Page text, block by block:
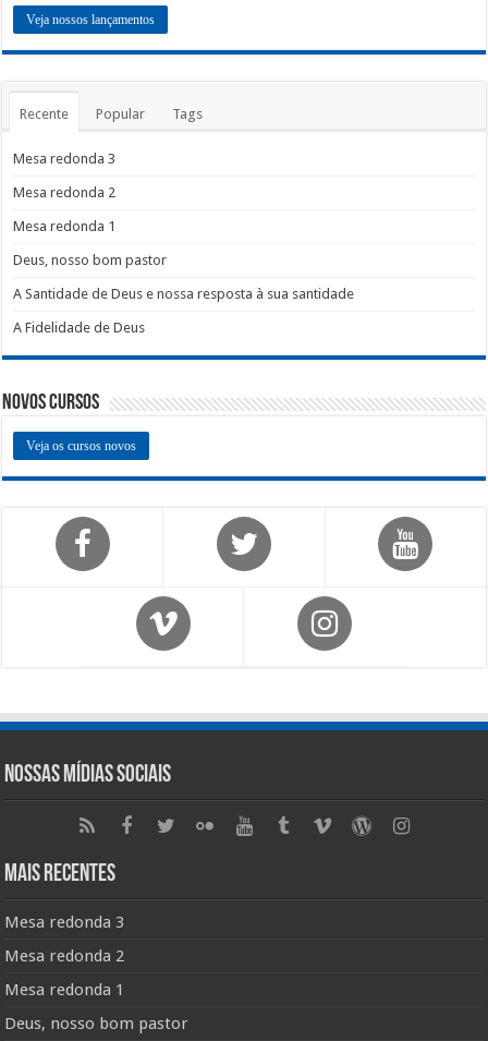
Veja nossos lançamentos
Recente Popular Tags
Mesa redonda 3
Mesa redonda 2
Mesa redonda 1
Deus, nosso bom pastor
A Santidade de Deus e nossa resposta à sua santidade
A Fidelidade de Deus
Novos Cursos
Veja os cursos novos
Nossas Mídias Sociais
Mais Recentes
Mesa redonda 3
Mesa redonda 2
Mesa redonda 1
Deus, nosso bom pastor